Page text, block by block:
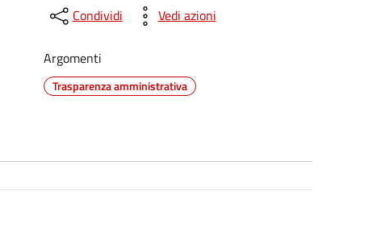
Condividi Vedi azioni
Argomenti
Trasparenza amministrativa